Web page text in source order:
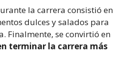
la carrera consistió en
dulces y salados para
Finalmente, se convirtió en
terminar la carrera más